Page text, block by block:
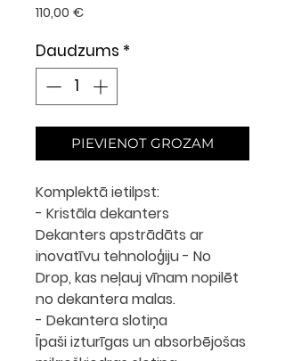
110,00 €Cena
Daudzums *
PIEVIENOT GROZAM
Komplektā ietilpst:
- Kristāla dekanters
Dekanters apstrādāts ar
inovatīvu tehnoloģiju - No
Drop, kas neļauj vīnam nopilēt
no dekantera malas.
- Dekantera slotiņa
Īpaši izturīgas un absorbējošas